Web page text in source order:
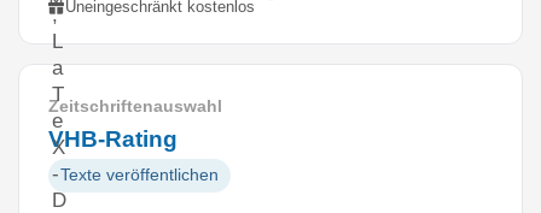
,
L
a
T
e
X
-
D
Uneingeschränkt kostenlos
Zeitschriftenauswahl
VHB-Rating
Texte veröffentlichen